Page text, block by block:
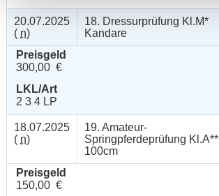
20.07.2025
( n)
18. Dressurprüfung Kl.M*
Kandare
Preisgeld
300,00 €
LKL/Art
2 3 4 LP
18.07.2025
( n)
19. Amateur-
Springpferdeprüfung Kl.A**
100cm
Preisgeld
150,00 €